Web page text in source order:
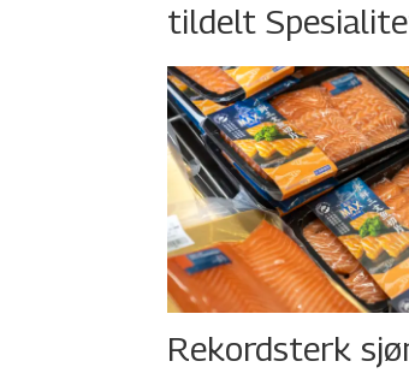
tildelt
Rekordsterk